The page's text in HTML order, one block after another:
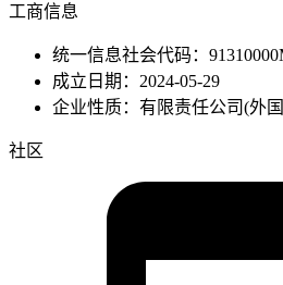
工商信息
统一信息社会代码：
成立日期：2024-05-29
企业性质：有限责任公司(外
社区